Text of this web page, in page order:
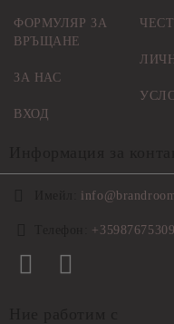
ФОРМУЛЯР ЗА
ВРЪЩАНЕ
ЗА НАС
ВХОД